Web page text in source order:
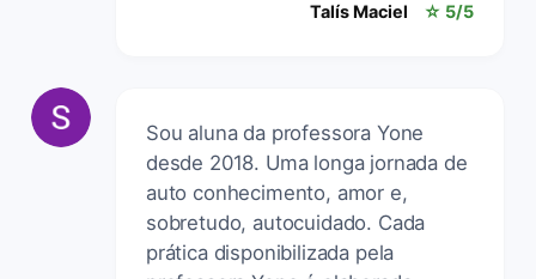
Talís Maciel ☆ 5/5
Sou aluna da professora Yone
desde 2018. Uma longa jornada de
auto conhecimento, amor e,
sobretudo, autocuidado. Cada
prática disponibilizada pela